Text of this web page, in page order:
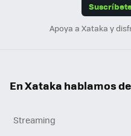
Apoya a Xataka y
En Xataka hablamos
Streaming